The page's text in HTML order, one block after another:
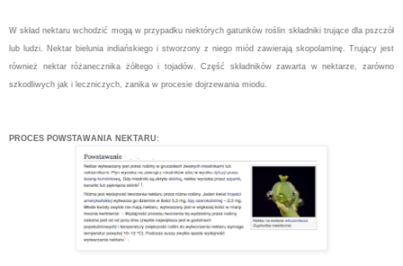
W skład nektaru wchodzić mogą w przypadku niektórych gatunków roślin składniki trujące dla pszczół
lub ludzi. Nektar bielunia indiańskiego i stworzony z niego miód zawierają skopolaminę. Trujący jest
również nektar różanecznika żółtego i tojadów. Część składników zawarta w nektarze, zarówno
szkodliwych jak i leczniczych, zanika w procesie dojrzewania miodu.
PROCES POWSTAWANIA NEKTARU: